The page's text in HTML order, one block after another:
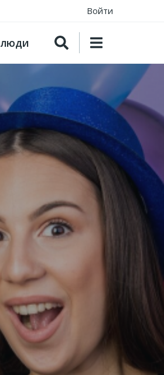
Войти
ЛЮДИ